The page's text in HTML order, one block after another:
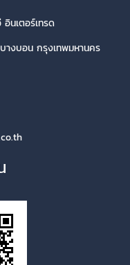
นเตอร์เทรด
างบอน กรุงเทพมหานคร